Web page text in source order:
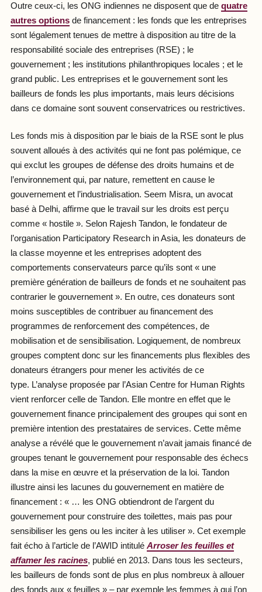
Outre ceux-ci, les ONG indiennes ne disposent que de quatre
autres optionsde financement : les fonds que les entreprises
sont légalement tenues de mettre à disposition au titre de la
responsabilité sociale des entreprises (RSE) ; le
gouvernement ; les institutions philanthropiques locales ; et le
grand public. Les entreprises et le gouvernement sont les
bailleurs de fonds les plus importants, mais leurs décisions
dans ce domaine sont souvent conservatrices ou restrictives.
Les fonds mis à disposition par le biais de la RSE sont le plus
souvent alloués à des activités qui ne font pas polémique, ce
qui exclut les groupes de défense des droits humains et de
l’environnement qui, par nature, remettent en cause le
gouvernement et l’industrialisation. Seem Misra, un avocat
basé à Delhi, affirme que le travail sur les droits est perçu
comme « hostile ». Selon Rajesh Tandon, le fondateur de
l’organisation Participatory Research in Asia, les donateurs de
la classe moyenne et les entreprises adoptent des
comportements conservateurs parce qu’ils sont « une
première génération de bailleurs de fonds et ne souhaitent pas
contrarier le gouvernement ». En outre, ces donateurs sont
moins susceptibles de contribuer au financement des
programmes de renforcement des compétences, de
mobilisation et de sensibilisation. Logiquement, de nombreux
groupes comptent donc sur les financements plus flexibles des
donateurs étrangers pour mener les activités de ce
type. L’analyse proposée par l’Asian Centre for Human Rights
vient renforcer celle de Tandon. Elle montre en effet que le
gouvernement finance principalement des groupes qui sont en
première intention des prestataires de services. Cette même
analyse a révélé que le gouvernement n’avait jamais financé de
groupes tenant le gouvernement pour responsable des échecs
dans la mise en œuvre et la préservation de la loi. Tandon
illustre ainsi les lacunes du gouvernement en matière de
financement : « … les ONG obtiendront de l’argent du
gouvernement pour construire des toilettes, mais pas pour
sensibiliser les gens ou les inciter à les utiliser ». Cet exemple
fait écho à l’article de l’AWID intitulé Arroser les feuilles et
affamer les racines, publié en 2013. Dans tous les secteurs,
les bailleurs de fonds sont de plus en plus nombreux à allouer
des fonds aux « feuilles » – par exemple les femmes à qui l’on